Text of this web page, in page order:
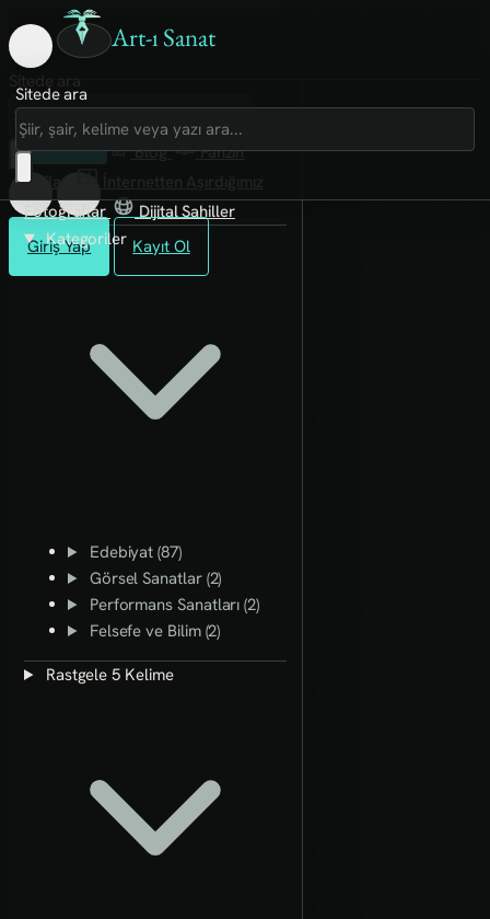
Art-ı Sanat
Giriş Yap Kayıt Ol
Sitede ara
Art-ı Sosyal
İmece
Kütüphane
Blog
Fanzin
Rafları
Fotoğraflar
Dijital Sahiller
Kategoriler
Edebiyat (87)
Görsel Sanatlar (2)
Performans Sanatları (2)
Felsefe ve Bilim (2)
Rastgele 5 Kelime